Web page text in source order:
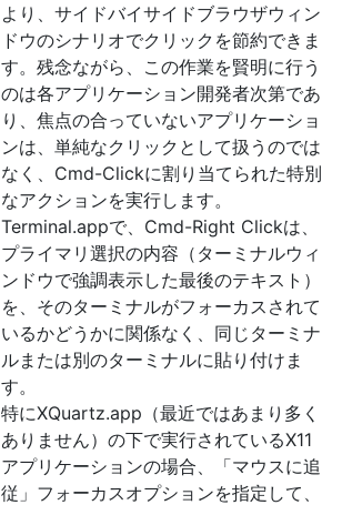
より、サイドバイサイドブラウザウィン
ドウのシナリオでクリックを節約できま
す。残念ながら、この作業を賢明に行う
のは各アプリケーション開発者次第であ
り、焦点の合っていないアプリケーショ
ンは、単純なクリックとして扱うのでは
なく、Cmd-Clickに割り当てられた特別
なアクションを実行します。
Terminal.appで、Cmd-Right Clickは、
プライマリ選択の内容（ターミナルウィ
ンドウで強調表示した最後のテキスト）
を、そのターミナルがフォーカスされて
いるかどうかに関係なく、同じターミナ
ルまたは別のターミナルに貼り付けま
す。
特にXQuartz.app（最近ではあまり多く
ありません）の下で実行されているX11
アプリケーションの場合、「マウスに追
従」フォーカスオプションを指定して、